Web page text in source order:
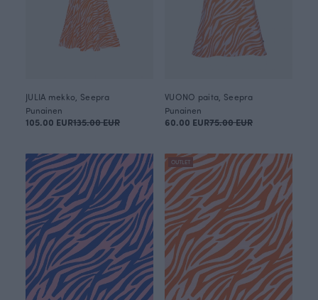
JULIA mekko, Seepra
Punainen
105.00 EUR135.00 EUR
VUONO paita, Seepra
Punainen
60.00 EUR75.00 EUR
OUTLET